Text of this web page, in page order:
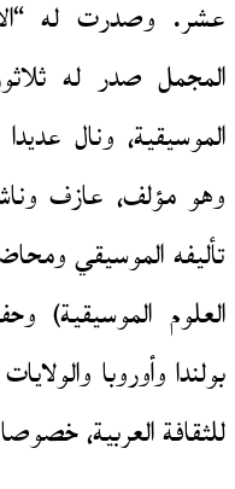
عشر. وصدرت له
المجمل صدر له
الموسيقية، ونال
وهو مؤلف، عازف
تأليفه الموسيقي
العلوم الموسيقية)
بولندا وأوروبا
للثقافة العربية،